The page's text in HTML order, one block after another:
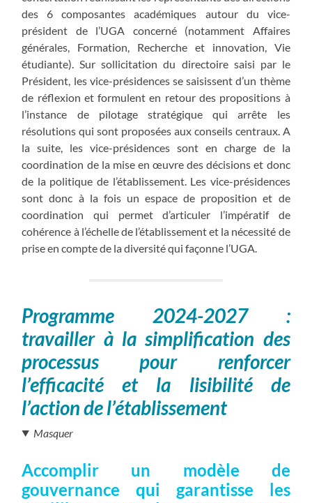
des 6 composantes académiques autour du vice-
président de l’UGA concerné (notamment Affaires
générales, Formation, Recherche et innovation, Vie
étudiante). Sur sollicitation du directoire saisi par le
Président, les vice-présidences se saisissent d’un thème
de réflexion et formulent en retour des propositions à
l’instance de pilotage stratégique qui arrête les
résolutions qui sont proposées aux conseils centraux. A
la suite, les vice-présidences sont en charge de la
coordination de la mise en œuvre des décisions et donc
de la politique de l’établissement. Les vice-présidences
sont donc à la fois un espace de proposition et de
coordination qui permet d’articuler l’impératif de
cohérence à l’échelle de l’établissement et la nécessité de
prise en compte de la diversité qui façonne l’UGA.
Programme 2024-2027 :
travailler à la simplification des
processus pour renforcer
l’efficacité et la lisibilité de
l’action de l’établissement
Masquer
Accomplir un modèle de
gouvernance qui garantisse les